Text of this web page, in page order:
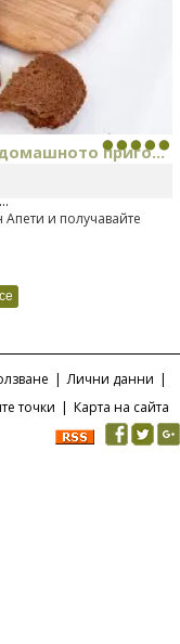
приго...
на изцяло нов
и получавайте
| Лични данни |
точки | Карта на сайта